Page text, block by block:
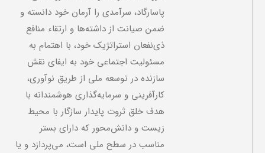
پاسارگاد، سرآمدی را آرمان خود دانسته و
ضمن صیانت از داشته‌ها و ارتقاء منافع
ذی‌نفعان استراتژیک خود، با اهتمام به
مسئولیت‌ اجتماعی خود به ایفای نقش
سازنده در توسعه ملی از طریق نوآوری،
کارآفرینی و سرمایه‌گذاری هوشمندانه با
هدف خلق ثروت پایدار سازگار با محیط
زیست و دانش‌محور که دارای بستر
مناسب در سطح ملی است، می‌پردازد و یا